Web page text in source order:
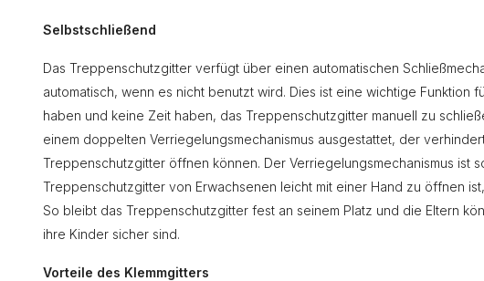
Selbstschließend
Das Treppenschutzgitter verfügt über einen automatischen
automatisch, wenn es nicht benutzt wird. Dies ist eine wichtige Funktion
haben und keine Zeit haben, das Treppenschutzgitter manuell zu
einem doppelten Verriegelungsmechanismus ausgestattet, der
Treppenschutzgitter öffnen können. Der Verriegelungsmechanismus ist
Treppenschutzgitter von Erwachsenen leicht mit einer Hand zu öffnen
So bleibt das Treppenschutzgitter fest an seinem Platz und die Eltern
ihre Kinder sicher sind.
Vorteile des Klemmgitters